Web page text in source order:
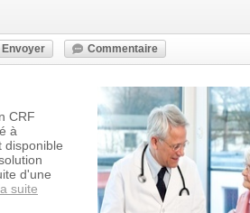
Envoyer Commentaire
CRF
à
disponible
d'une
suite